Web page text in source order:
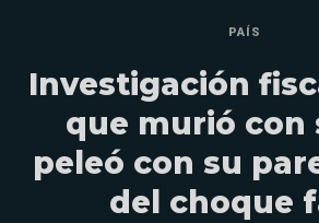
PAÍS
Investigación
que murió con
peleó con su
del choque